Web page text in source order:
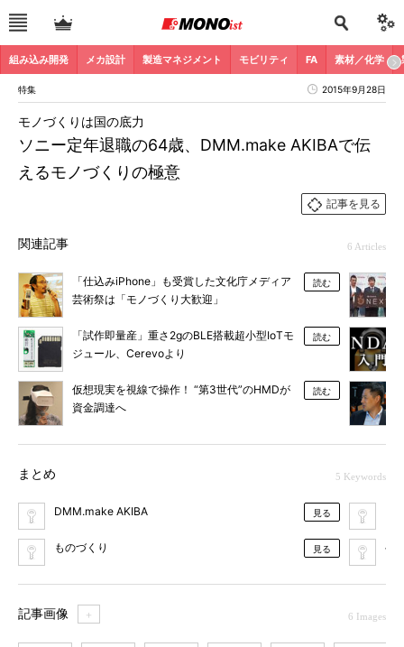
組み込み開発 メカ設計 製造マネジメント モビリティ FA 素材／化学
特集 2015年9月28日
ソニー定年退職の64歳、DMM.make AKIBAで伝
えるモノづくりの極意
モノづくりは国の底力
記事を見る
関連記事 6 Articles
「仕込みiPhone」も受賞した文化庁メディア
芸術祭は「モノづくり大歓迎」
読む
「試作即量産」重さ2gのBLE搭載超小型IoTモ
ジュール、Cerevoより
読む
仮想現実を視線で操作！ “第3世代”のHMDが
資金調達へ
読む
まとめ 5 Keywords
DMM.make AKIBA 見る
ものづくり 見る ヘ
記事画像 ＋ 6 Images